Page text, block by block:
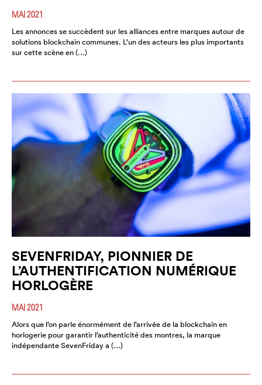
MAI 2021
Les annonces se succèdent sur les alliances entre marques autour de
solutions blockchain communes. L’un des acteurs les plus importants
sur cette scène en (…)
SEVENFRIDAY, PIONNIER DE
L’AUTHENTIFICATION NUMÉRIQUE
HORLOGÈRE
MAI 2021
Alors que l’on parle énormément de l’arrivée de la blockchain en
horlogerie pour garantir l’authenticité des montres, la marque
indépendante SevenFriday a (…)